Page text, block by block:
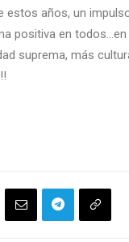
estos años, un
positiva en todos…en
suprema, más